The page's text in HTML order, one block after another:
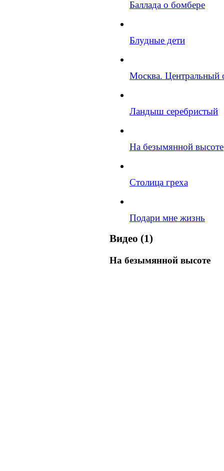
Баллада о бомбере
Блудные дети
Москва. Центральный
Ландыш серебристый
На безымянной высоте
Столица греха
Подари мне жизнь
Видео (1)
На безымянной высоте